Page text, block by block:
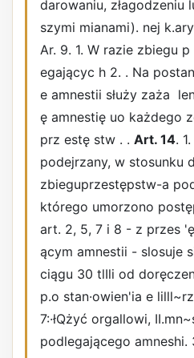
darowaniu, złagodzeniu
szymi mianami). nej
Ar. 9. 1. W razie zbiegu
egającyc h 2. . Na
e amnestii służy zaża
ę amnestię uo każdego
prz estę stw . .Art. 14.
podejrzany, w stosunku
zbieguprzestępstw-a
którego umorzono
art. 2, 5, 7 i 8 - z przes
ącym amnestii - slosuje
ciągu 30 tlIli od
p.o stan·owien'ia e
7:·łQżyć orgallowi,
podlegającego amneshi.